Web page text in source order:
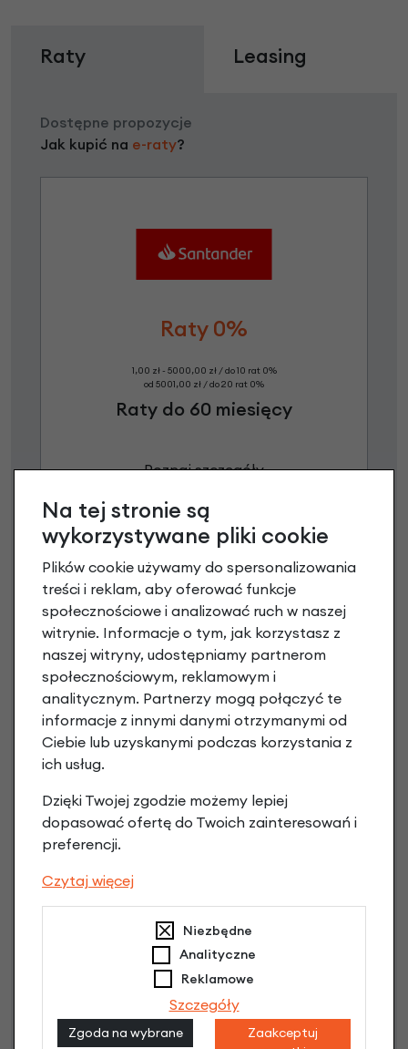
Raty Leasing
Dostępne propozycje
Jak kupić na e-raty?
Raty 0%
1,00 zł - 5000,00 zł / do 10 rat 0%
od 5001,00 zł / do 20 rat 0%
Raty do 60 miesięcy
Poznaj szczegóły
Raty 0%
3 miesiące nie płacisz
Na tej stronie są
wykorzystywane pliki cookie
Plików cookie używamy do spersonalizowania
treści i reklam, aby oferować funkcje
społecznościowe i analizować ruch w naszej
witrynie. Informacje o tym, jak korzystasz z
naszej witryny, udostępniamy partnerom
społecznościowym, reklamowym i
analitycznym. Partnerzy mogą połączyć te
informacje z innymi danymi otrzymanymi od
Ciebie lub uzyskanymi podczas korzystania z
ich usług.
Dzięki Twojej zgodzie możemy lepiej
dopasować ofertę do Twoich zainteresowań i
preferencji.
Czytaj więcej
Niezbędne
Analityczne
Reklamowe
Szczegóły
Zgoda na wybrane
Zaakceptuj